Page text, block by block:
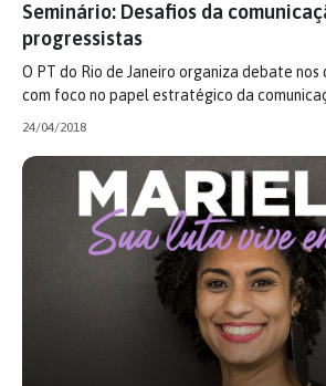
Seminário: Desafios da
progressistas
O PT do Rio de Janeiro organiza debate nos
com foco no papel estratégico da
24/04/2018